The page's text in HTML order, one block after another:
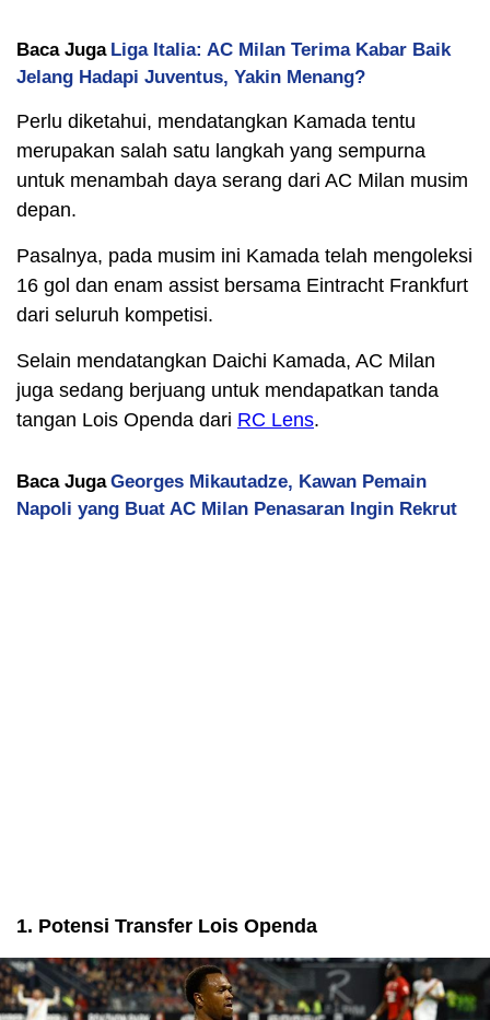
Baca Juga Liga Italia: AC Milan Terima Kabar Baik
Jelang Hadapi Juventus, Yakin Menang?
Perlu diketahui, mendatangkan Kamada tentu
merupakan salah satu langkah yang sempurna
untuk menambah daya serang dari AC Milan musim
depan.
Pasalnya, pada musim ini Kamada telah mengoleksi
16 gol dan enam assist bersama Eintracht Frankfurt
dari seluruh kompetisi.
Selain mendatangkan Daichi Kamada, AC Milan
juga sedang berjuang untuk mendapatkan tanda
tangan Lois Openda dari RC Lens.
Baca Juga Georges Mikautadze, Kawan Pemain
Napoli yang Buat AC Milan Penasaran Ingin Rekrut
1. Potensi Transfer Lois Openda